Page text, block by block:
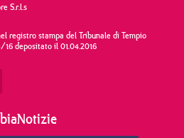
S.r.l.s
registro stampa del Tribunale di Tempio
16 depositato il 01.04.2016